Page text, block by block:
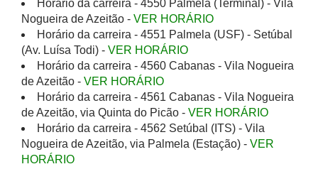
Horário da carreira - 4550 Palmela (Terminal) - Vila
Nogueira de Azeitão - VER HORÁRIO
Horário da carreira - 4551 Palmela (USF) - Setúbal
(Av. Luísa Todi) - VER HORÁRIO
Horário da carreira - 4560 Cabanas - Vila Nogueira
de Azeitão - VER HORÁRIO
Horário da carreira - 4561 Cabanas - Vila Nogueira
de Azeitão, via Quinta do Picão - VER HORÁRIO
Horário da carreira - 4562 Setúbal (ITS) - Vila
Nogueira de Azeitão, via Palmela (Estação) - VER
HORÁRIO